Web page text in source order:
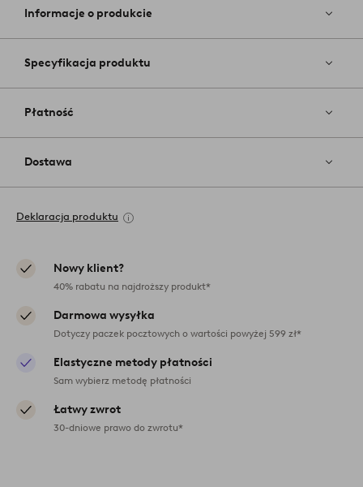
Informacje o produkcie
Specyfikacja produktu
Płatność
Dostawa
Deklaracja produktu
Nowy klient?
40% rabatu na najdroższy produkt*
Darmowa wysyłka
Dotyczy paczek pocztowych o wartości powyżej 599 zł*
Elastyczne metody płatności
Sam wybierz metodę płatności
Łatwy zwrot
30-dniowe prawo do zwrotu*